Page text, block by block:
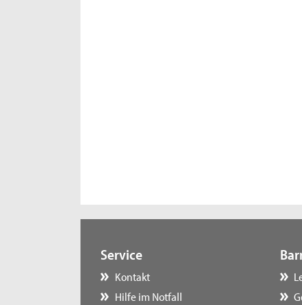
Service
Kontakt
Hilfe im Notfall